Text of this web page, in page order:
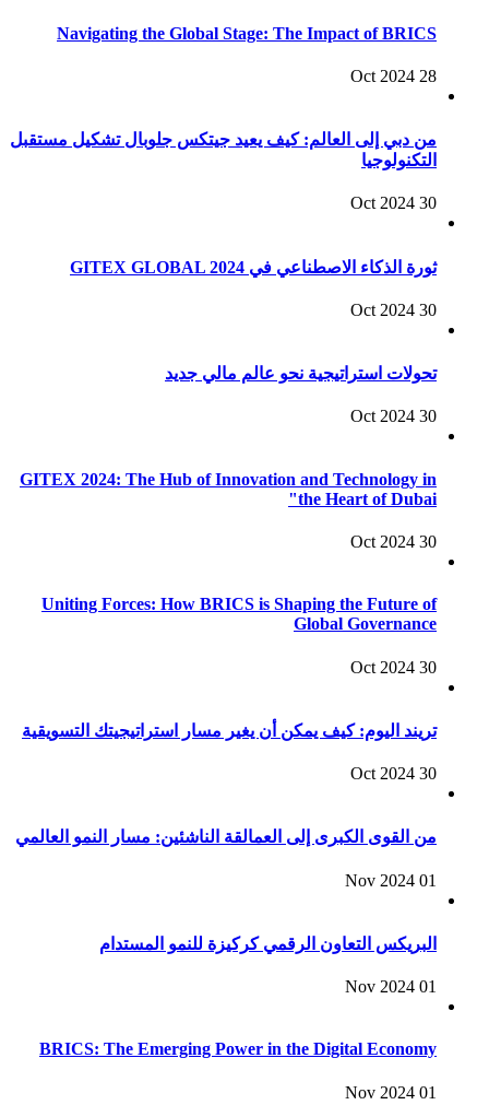
Navigating the Global Stage: The Impact of BRICS
28 Oct 2024
من دبي إلى العالم: كيف يعيد جيتكس جلوبال تشكيل مستقبل
التكنولوجيا
30 Oct 2024
ثورة الذكاء الاصطناعي في GITEX GLOBAL 2024
30 Oct 2024
تحولات استراتيجية نحو عالم مالي جديد
30 Oct 2024
GITEX 2024: The Hub of Innovation and Technology in
the Heart of Dubai"
30 Oct 2024
Uniting Forces: How BRICS is Shaping the Future of
Global Governance
30 Oct 2024
تريند اليوم: كيف يمكن أن يغير مسار استراتيجيتك التسويقية
30 Oct 2024
من القوى الكبرى إلى العمالقة الناشئين: مسار النمو العالمي
01 Nov 2024
البريكس التعاون الرقمي كركيزة للنمو المستدام
01 Nov 2024
BRICS: The Emerging Power in the Digital Economy
01 Nov 2024